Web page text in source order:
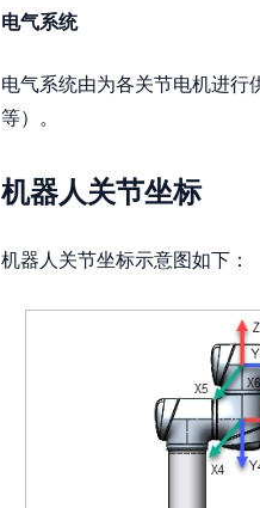
电气系统
电气系统由为各关节电机进
等）。
机器人关节坐标
机器人关节坐标示意图如下：